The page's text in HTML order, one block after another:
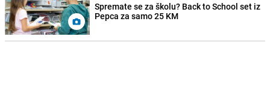
Spremate se za školu? Back to School set iz
Pepca za samo 25 KM